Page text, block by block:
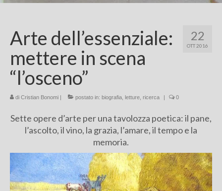
Genealogia
Aziende
Chi sono
FAQ
Contatti
22
OTT 2016
Arte dell’essenziale:
mettere in scena
“l’osceno”
di Cristian Bonomi | postato in: biografia letture ricerca | 0
Sette opere d’arte per una tavolozza poetica: il pane,
l’ascolto, il vino, la grazia, l’amare, il tempo e la
memoria.